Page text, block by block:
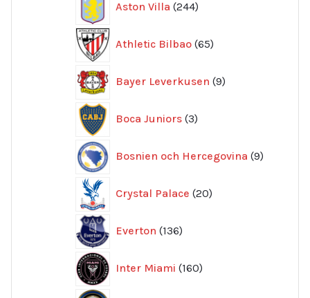
Aston Villa 244
produkter
Athletic Bilbao 65
produkter
Bayer Leverkusen 9
produkter
Boca Juniors 3
produkter
Bosnien och Hercegovina 9
produkter
Crystal Palace 20
produkter
Everton 136
produkter
Inter Miami 160
produkter